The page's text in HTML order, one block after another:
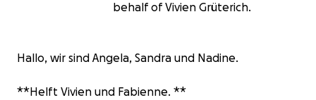
behalf of Vivien Grüterich.
Hallo, wir sind Angela, Sandra und Nadine.
**Helft Vivien und Fabienne. **